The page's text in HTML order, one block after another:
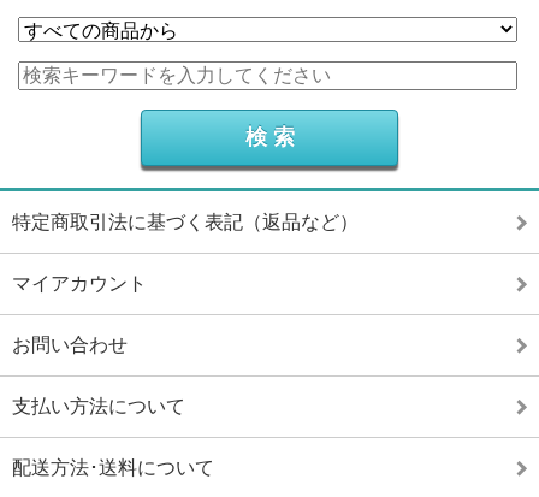
特定商取引法に基づく表記（返品など）
マイアカウント
お問い合わせ
支払い方法について
配送方法･送料について